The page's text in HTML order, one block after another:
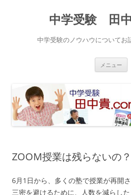
中学受験 田
中学受験のノウハウについてお
メニュー
ZOOM授業は残らないの？
6月1日から、多くの塾で授業が再開
三密を避けるために、人数を減らし